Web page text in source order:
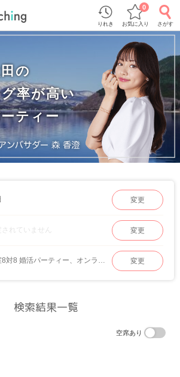
りれき お気に入り
0
さがす
の
率が高い
ティー
変更
されていません 変更
変更
検索結果一覧
空席あり